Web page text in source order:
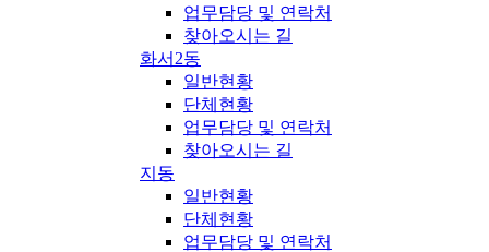
업무담당 및 연락처
찾아오시는 길
화서2동
일반현황
단체현황
업무담당 및 연락처
찾아오시는 길
지동
일반현황
단체현황
업무담당 및 연락처